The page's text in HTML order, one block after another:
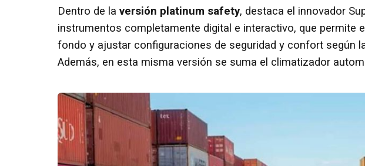
Dentro de la versión platinum safety, destaca el innovador
instrumentos completamente digital e interactivo, que permite
fondo y ajustar configuraciones de seguridad y confort según
Además, en esta misma versión se suma el climatizador